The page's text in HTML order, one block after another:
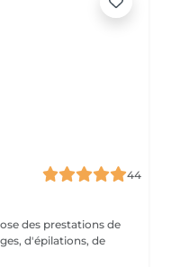
44
des prestations de
d'épilations, de